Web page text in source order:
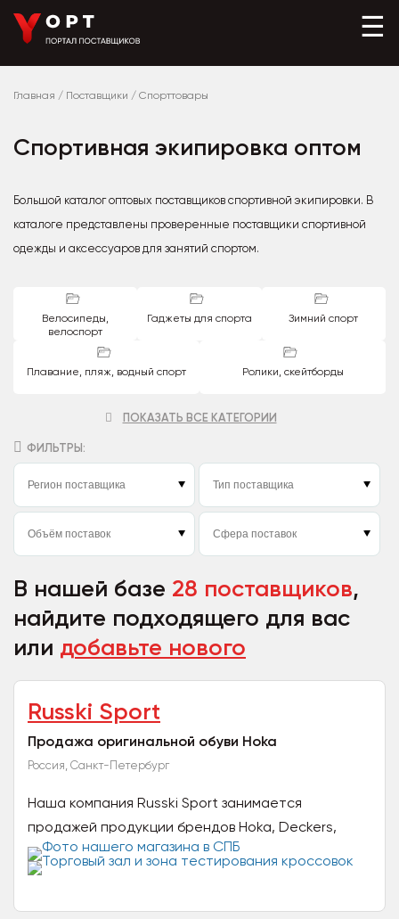
☰
Главная / Поставщики / Спорттовары
Спортивная экипировка оптом
Большой каталог оптовых поставщиков спортивной экипировки. В
каталоге представлены проверенные поставщики спортивной
одежды и аксессуаров для занятий спортом.
Велосипеды,
велоспорт
Гаджеты для спорта Зимний спорт
Плавание, пляж, водный спорт Ролики, скейтборды
ПОКАЗАТЬ ВСЕ КАТЕГОРИИ
ФИЛЬТРЫ:
В нашей базе 28 поставщиков,
найдите подходящего для вас
или добавьте нового
Russki Sport
Продажа оригинальной обуви Hoka
Россия, Санкт-Петербург
Наша компания Russki Sport занимается
продажей продукции брендов Hoka, Deckers,
Outdoor Research и других товаров оптом.
Работаем только с...